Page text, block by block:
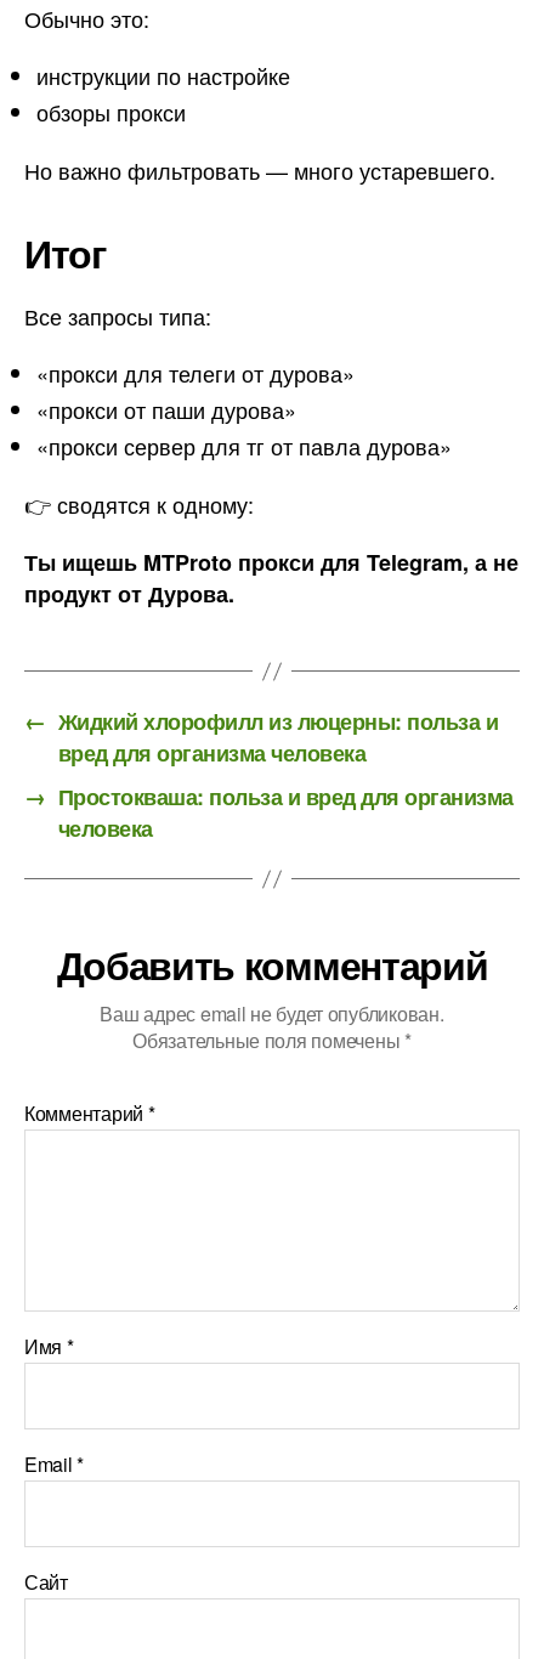
Обычно это:
инструкции по настройке
обзоры прокси
Но важно фильтровать — много устаревшего.
Итог
Все запросы типа:
«прокси для телеги от дурова»
«прокси от паши дурова»
«прокси сервер для тг от павла дурова»
👉 сводятся к одному:
Ты ищешь MTProto прокси для Telegram, а не
продукт от Дурова.
← Жидкий хлорофилл из люцерны: польза и
вред для организма человека
→ Простокваша: польза и вред для организма
человека
Добавить комментарий
Ваш адрес email не будет опубликован.
Обязательные поля помечены *
Комментарий *
Имя *
Email*
Сайт